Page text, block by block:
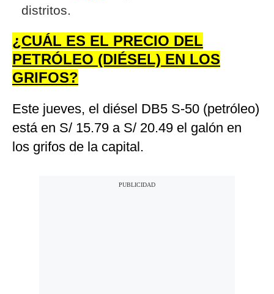
distritos.
¿CUÁL ES EL PRECIO DEL
PETRÓLEO (DIÉSEL) EN LOS
GRIFOS?
Este jueves, el diésel DB5 S-50 (petróleo)
está en S/ 15.79 a S/ 20.49 el galón en
los grifos de la capital.